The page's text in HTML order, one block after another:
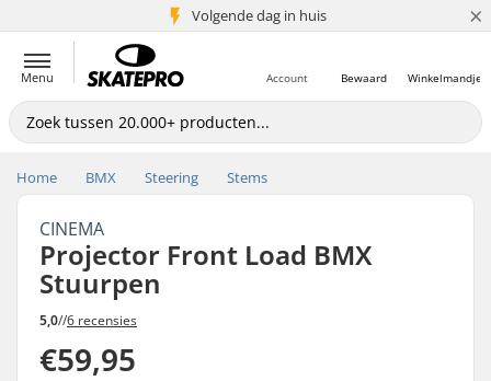
Volgende dag in huis
5+ mln. klanten ×
Menu Winkelmandje
Bewaard
Account
Home BMX Steering Stems
CINEMA
Projector Front Load BMX
Stuurpen
5,0//6 recensies
€59,95